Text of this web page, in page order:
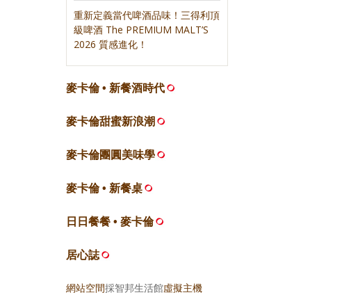
重新定義當代啤酒品味！三得利頂
級啤酒 The PREMIUM MALT’S
2026 質感進化！
麥卡倫 • 新餐酒時代
麥卡倫甜蜜新浪潮
麥卡倫團圓美味學
麥卡倫 • 新餐桌
日日餐餐 • 麥卡倫
居心誌
網站空間採智邦生活館虛擬主機